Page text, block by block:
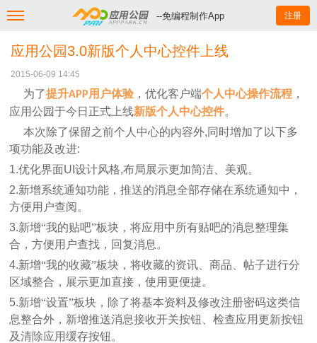
--免编程制作App 注册
应用公园3.0新版个人中心控件上线
2015-06-09 14:45
为了提升APP用户体验 ，优化客户端个人中心操作流程 ，
应用公园于今日正式上线新版个人中心控件。
本次除了保留之前个人中心的内容外,同时增加了以下多
项功能及改进:
1.优化界面UI 设计风格,布局展示更加简洁、美观。
2.新增系统通知功能，推送的消息全部存储在系统通知中，
方便用户查阅。
3.新增“我的贴吧”板块，将应用中所有贴吧的消息整理集
合，方便用户查找，回复消息。
4.新增“我的收藏”板块，将收藏的资讯、商品、帖子进行分
区域整合，展示更加直接，使用更便捷。
5.新增“设置”板块，除了将基本资料及修改注册密码这类信
息整合外，新增推送消息接收开关按钮、检查应用更新按钮
及清除应用缓存按钮。